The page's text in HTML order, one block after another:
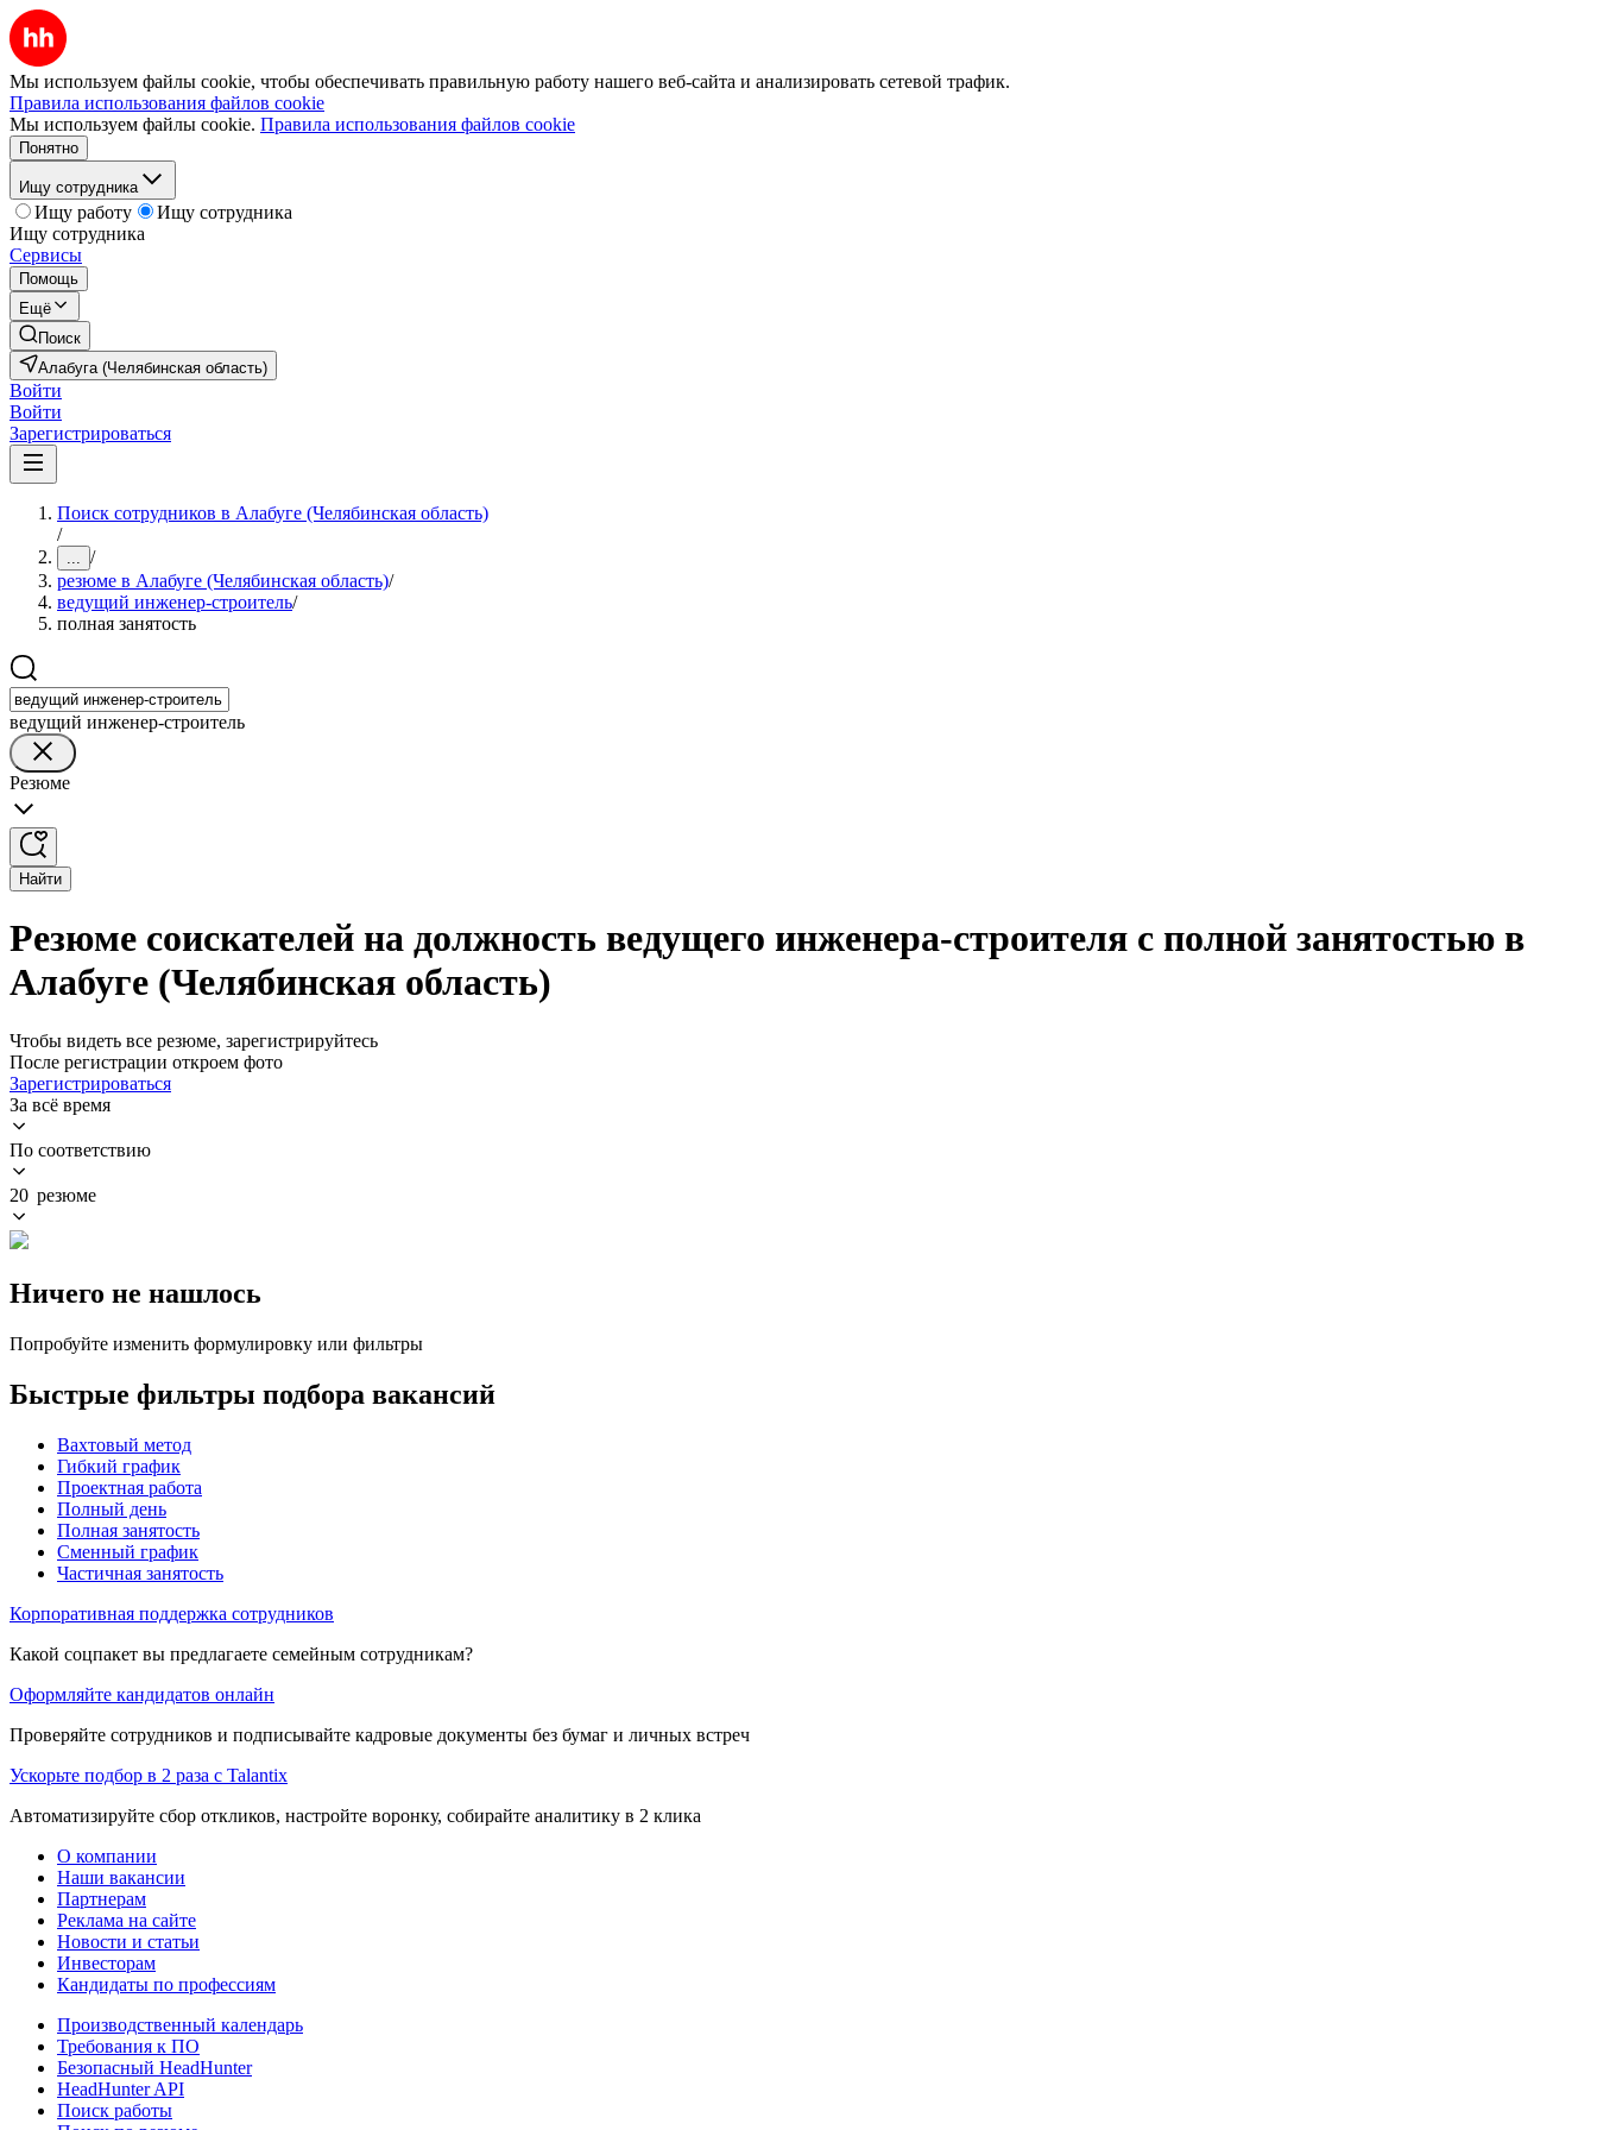
Мы используем файлы cookie, чтобы обеспечивать правильную работу нашего веб-сайта и анализировать сетевой трафик.
Правила использования файлов cookie
Мы используем файлы cookie. Правила использования файлов cookie
Понятно
Ищу сотрудника
Ищу работу
Ищу сотрудника
Ищу сотрудника
Сервисы
Помощь
Ещё
Поиск
Алабуга (Челябинская область)
Войти
Войти
Зарегистрироваться
Поиск сотрудников в Алабуге (Челябинская область)
/
... /
резюме в Алабуге (Челябинская область)/
ведущий инженер-строитель/
полная занятость
ведущий инженер-строитель
Резюме
Найти
Резюме соискателей на должность ведущего инженера-строителя с полной занятостью в
Алабуге (Челябинская область)
Чтобы видеть все резюме, зарегистрируйтесь
После регистрации откроем фото
Зарегистрироваться
За всё время
По соответствию
20 резюме
Ничего не нашлось
Попробуйте изменить формулировку или фильтры
Быстрые фильтры подбора вакансий
Вахтовый метод
Гибкий график
Проектная работа
Полный день
Полная занятость
Сменный график
Частичная занятость
Корпоративная поддержка сотрудников
Какой соцпакет вы предлагаете семейным сотрудникам?
Оформляйте кандидатов онлайн
Проверяйте сотрудников и подписывайте кадровые документы без бумаг и личных встреч
Ускорьте подбор в 2 раза с Talantix
Автоматизируйте сбор откликов, настройте воронку, собирайте аналитику в 2 клика
О компании
Наши вакансии
Партнерам
Реклама на сайте
Новости и статьи
Инвесторам
Кандидаты по профессиям
Производственный календарь
Требования к ПО
Безопасный HeadHunter
HeadHunter API
Поиск работы